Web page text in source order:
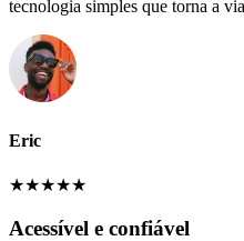
tecnologia simples que torna a
Eric
★★★★★
Acessível e confiável